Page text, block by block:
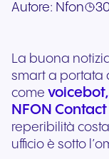
Autore: Nfon
La buona
smart a portata
come
NFON
reperibilità
ufficio è sotto